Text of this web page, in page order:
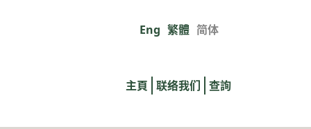
Eng 繁體 简体
links
主頁 联络我们 查詢